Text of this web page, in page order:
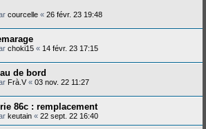
courcelle « 26 févr. 23 19:48
choki15 « 14 févr. 23 17:15
de bord
Frà.V« 03 nov. 22 11:27
86c : remplacement
keutain « 22 sept. 22 16:40